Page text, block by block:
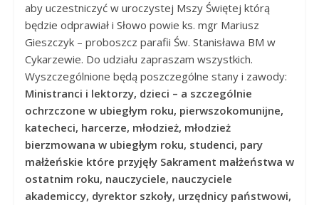
aby uczestniczyć w uroczystej Mszy Świętej którą
będzie odprawiał i Słowo powie ks. mgr Mariusz
Gieszczyk – proboszcz parafii Św. Stanisława BM w
Cykarzewie. Do udziału zapraszam wszystkich.
Wyszczególnione będą poszczególne stany i zawody:
Ministranci i lektorzy, dzieci – a szczególnie
ochrzczone w ubiegłym roku, pierwszokomunijne,
katecheci, harcerze, młodzież, młodzież
bierzmowana w ubiegłym roku, studenci, pary
małżeńskie które przyjęły Sakrament małżeństwa w
ostatnim roku, nauczyciele, nauczyciele
akademiccy, dyrektor szkoły, urzędnicy państwowi,